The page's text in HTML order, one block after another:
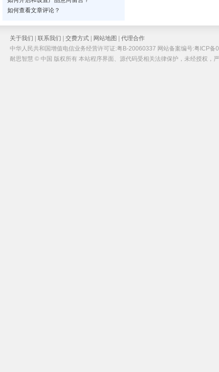
如何查看文章评论？
关于我们 联系我们 交费方式 网站地图
代理合作
中华人民共和国增值电信业务经营许可证:粤B-20060337 网站备案编号:粤ICP备
耐思智慧 © 中国 版权所有 本站程序界面、源代码受相关法律保护，未经授权，